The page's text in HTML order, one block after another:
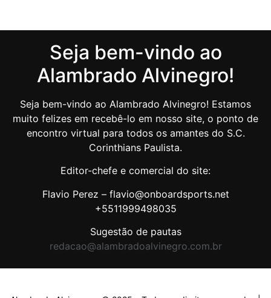
Seja bem-vindo ao
Alambrado Alvinegro!
Seja bem-vindo ao Alambrado Alvinegro! Estamos
muito felizes em recebê-lo em nosso site, o ponto de
encontro virtual para todos os amantes do S.C.
Corinthians Paulista.
Editor-chefe e comercial do site:
Flavio Perez – flavio@onboardsports.net
+5511999498035
Sugestão de pautas
redacao@alambradoalvinegro.com.br